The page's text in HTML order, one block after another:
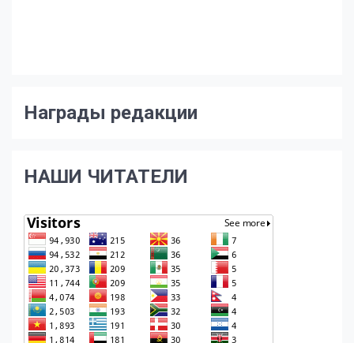
Награды редакции
НАШИ ЧИТАТЕЛИ